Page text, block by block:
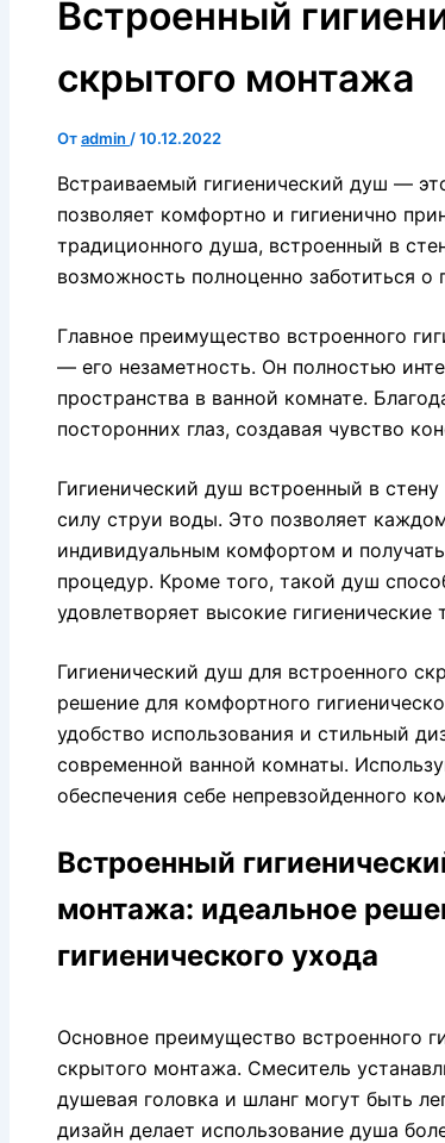
Встроенный
скрытого монтажа
Отadmin /10.12.2022
Встраиваемый гигиенический душ —
позволяет комфортно и гигиенично
традиционного душа, встроенный в
возможность полноценно заботиться о
Главное преимущество встроенного
— его незаметность. Он полностью
пространства в ванной комнате.
посторонних глаз, создавая чувство
Гигиенический душ встроенный в
силу струи воды. Это позволяет
индивидуальным комфортом и
процедур. Кроме того, такой душ
удовлетворяет высокие гигиенические
Гигиенический душ для встроенного
решение для комфортного
удобство использования и стильный
современной ванной комнаты.
обеспечения себе непревзойденного
Встроенный
монтажа: идеальное
гигиенического ухода
Основное преимущество встроенного
скрытого монтажа. Смеситель
душевая головка и шланг могут быть
дизайн делает использование душа